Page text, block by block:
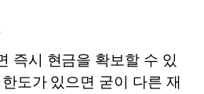
즉시 현금을 확보할 수 있
도가 있으면 굳이 다른 재